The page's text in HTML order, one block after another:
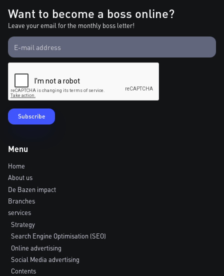
Want to become a boss online?
Leave your email for the monthly boss letter!
Menu
Home
About us
De Bazen impact
Branches
services
Strategy
Search Engine Optimisation (SEO)
Online advertising
Social Media advertising
Contents